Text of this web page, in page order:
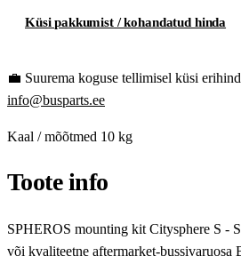
Küsi pakkumist / kohandatud hinda
💼 Suurema koguse tellimisel küsi
info@busparts.ee
Kaal / mõõtmed 10 kg
Toote info
SPHEROS mounting kit Citysphere S -
või kvaliteetne aftermarket-bussivaruosa